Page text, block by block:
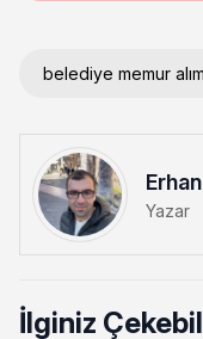
belediye memur
Yazar
İlginiz